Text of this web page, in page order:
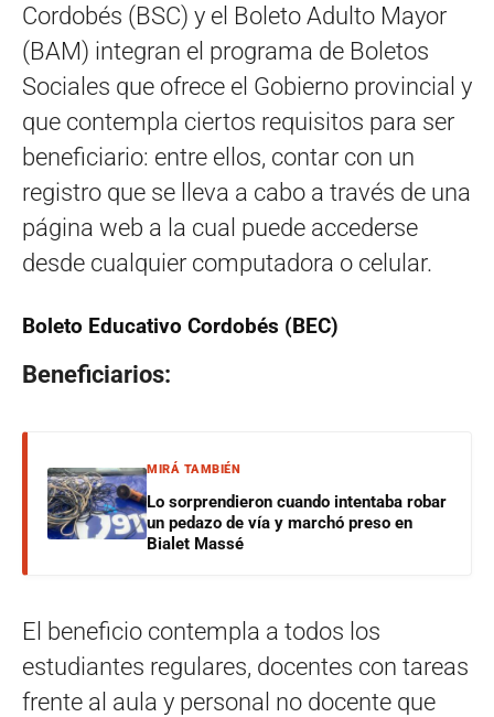
Cordobés (BSC) y el Boleto Adulto Mayor
(BAM) integran el programa de Boletos
Sociales que ofrece el Gobierno provincial y
que contempla ciertos requisitos para ser
beneficiario: entre ellos, contar con un
registro que se lleva a cabo a través de una
página web a la cual puede accederse
desde cualquier computadora o celular.
Boleto Educativo Cordobés (BEC)
Beneficiarios:
MIRÁ TAMBIÉN
Lo sorprendieron cuando intentaba robar
un pedazo de vía y marchó preso en
Bialet Massé
El beneficio contempla a todos los
estudiantes regulares, docentes con tareas
frente al aula y personal no docente que